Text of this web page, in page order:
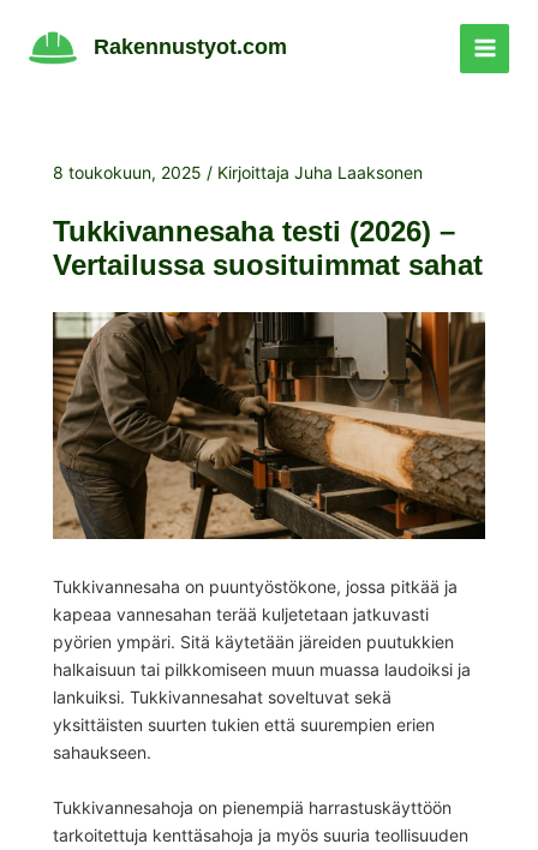
sisältöön
Rakennustyot.com
8 toukokuun, 2025 / Kirjoittaja Juha Laaksonen
Tukkivannesaha testi (2026) –
Vertailussa suosituimmat sahat
Tukkivannesaha on puuntyöstökone, jossa pitkää ja
kapeaa vannesahan terää kuljetetaan jatkuvasti
pyörien ympäri. Sitä käytetään järeiden puutukkien
halkaisuun tai pilkkomiseen muun muassa laudoiksi ja
lankuiksi. Tukkivannesahat soveltuvat sekä
yksittäisten suurten tukien että suurempien erien
sahaukseen.
Tukkivannesahoja on pienempiä harrastuskäyttöön
tarkoitettuja kenttäsahoja ja myös suuria teollisuuden